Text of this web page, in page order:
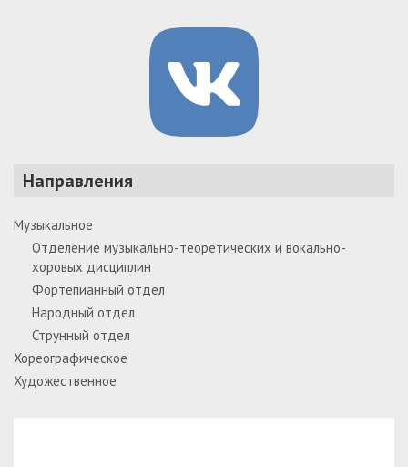
Направления
Музыкальное
Отделение музыкально-теоретических и вокально-
хоровых дисциплин
Фортепианный отдел
Народный отдел
Струнный отдел
Хореографическое
Художественное